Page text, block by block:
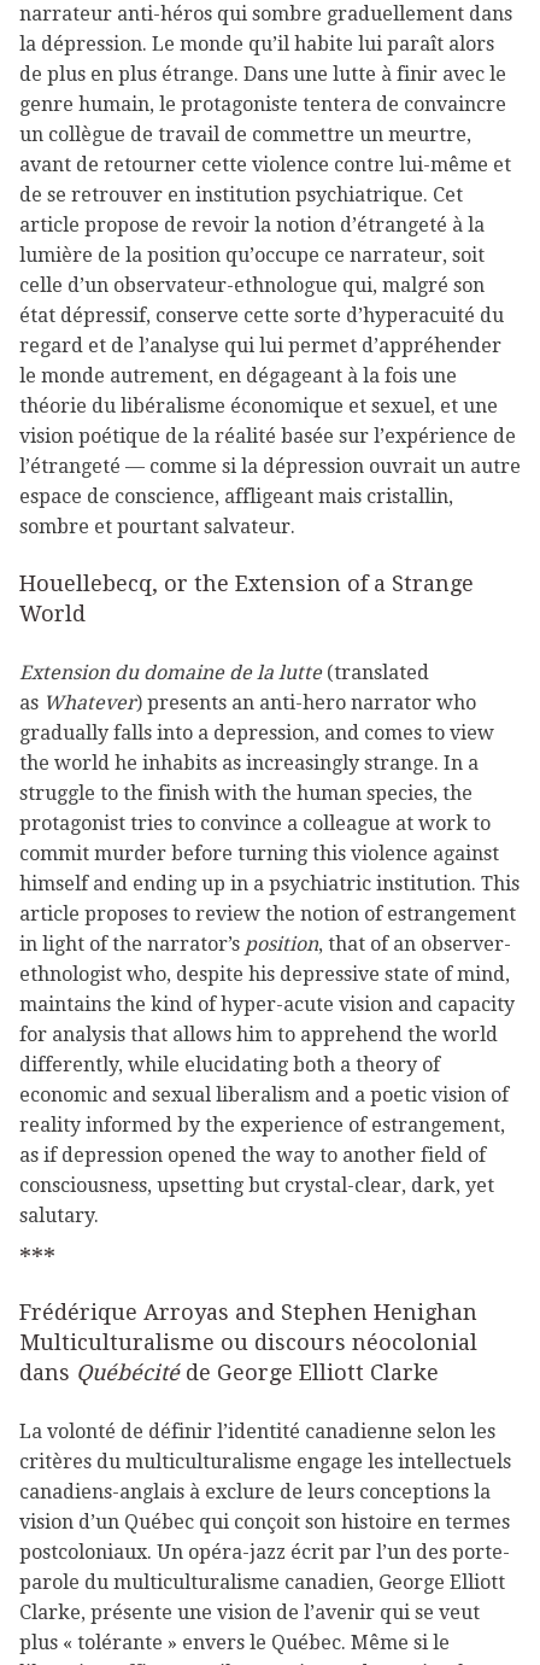
narrateur anti-héros qui sombre graduellement dans
la dépression. Le monde qu’il habite lui paraît alors
de plus en plus étrange. Dans une lutte à finir avec le
genre humain, le protagoniste tentera de convaincre
un collègue de travail de commettre un meurtre,
avant de retourner cette violence contre lui-même et
de se retrouver en institution psychiatrique. Cet
article propose de revoir la notion d’étrangeté à la
lumière de la position qu’occupe ce narrateur, soit
celle d’un observateur-ethnologue qui, malgré son
état dépressif, conserve cette sorte d’hyperacuité du
regard et de l’analyse qui lui permet d’appréhender
le monde autrement, en dégageant à la fois une
théorie du libéralisme économique et sexuel, et une
vision poétique de la réalité basée sur l’expérience de
l’étrangeté — comme si la dépression ouvrait un autre
espace de conscience, affligeant mais cristallin,
sombre et pourtant salvateur.
Houellebecq, or the Extension of a Strange
World
Extension du domaine de la lutte(translated
as Whatever) presents an anti-hero narrator who
gradually falls into a depression, and comes to view
the world he inhabits as increasingly strange. In a
struggle to the finish with the human species, the
protagonist tries to convince a colleague at work to
commit murder before turning this violence against
himself and ending up in a psychiatric institution. This
article proposes to review the notion of estrangement
in light of the narrator’s position, that of an observer-
ethnologist who, despite his depressive state of mind,
maintains the kind of hyper-acute vision and capacity
for analysis that allows him to apprehend the world
differently, while elucidating both a theory of
economic and sexual liberalism and a poetic vision of
reality informed by the experience of estrangement,
as if depression opened the way to another field of
consciousness, upsetting but crystal-clear, dark, yet
salutary.
***
Frédérique Arroyas and Stephen Henighan
Multiculturalisme ou discours néocolonial
dans Québécitéde George Elliott Clarke
La volonté de définir l’identité canadienne selon les
critères du multiculturalisme engage les intellectuels
canadiens-anglais à exclure de leurs conceptions la
vision d’un Québec qui conçoit son histoire en termes
postcoloniaux. Un opéra-jazz écrit par l’un des porte-
parole du multiculturalisme canadien, George Elliott
Clarke, présente une vision de l’avenir qui se veut
plus « tolérante » envers le Québec. Même si le